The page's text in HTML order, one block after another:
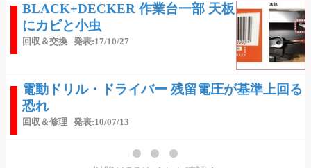
BLACK+DECKER 作業台一部 天板
にカビと小虫
回収＆交換 発表:17/10/27
電動ドリル・ドライバー 残留電圧が基準上回る
恐れ
回収＆修理 発表:10/07/13